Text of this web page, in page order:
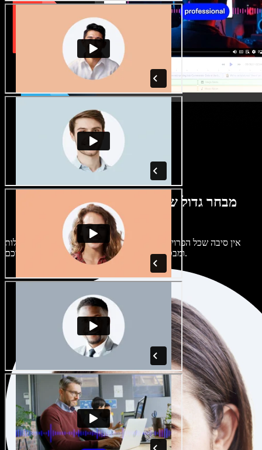
מבחר גדול של קולות נשים וגברים במגוון
מבטאים
אין סיבה שכל הפרויקטים יישמעו אותו דבר. בחרו מתוך מאות קולות
ומבטאים של בינה מלאכותית והתאימו אותם אליכם.